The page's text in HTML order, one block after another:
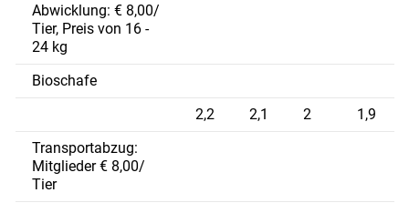
Abwicklung: € 8,00/
Tier, Preis von 16 -
24 kg
Bioschafe
2,2
2,1 2
1,9
Transportabzug:
Mitglieder € 8,00/
Tier